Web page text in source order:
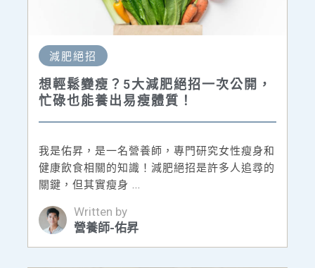
減肥絕招
想輕鬆變瘦？5大減肥絕招一次公開，
忙碌也能養出易瘦體質！
我是佑昇，是一名營養師，專門研究女性瘦身和
健康飲食相關的知識！減肥絕招是許多人追尋的
關鍵，但其實瘦身 ...
Written by
營養師-佑昇